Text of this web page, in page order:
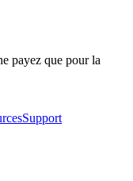
payez que pour la
Support